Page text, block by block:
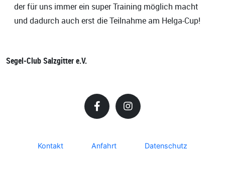
der für uns immer ein super Training möglich macht
und dadurch auch erst die Teilnahme am Helga-Cup!
Segel-Club Salzgitter e.V.
Kontakt Anfahrt Datenschutz